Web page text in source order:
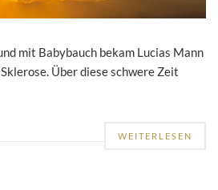
mit Babybauch bekam Lucias Mann
Über diese schwere Zeit
WEITERLESEN